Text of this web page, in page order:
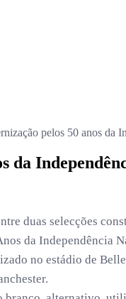
pelos 50 anos da
da
duas selecções
da
no estádio de